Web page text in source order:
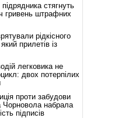
стягнуть
гривень штрафних
рідкісного
прилетів із
легковика не
двох потерпілих
проти забудови
Чорновола набрала
підписів